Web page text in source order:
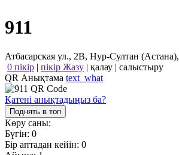
911
Атбасарская ул., 2В, Нур-Султан
0 пікір | пікір Жазу | қалау | салыстыру
QR Анықтама text_what
Қатені анықтадыңыз ба?
Поднять в топ
Көру саны:
Бүгін: 0
Бір аптадан кейін: 0